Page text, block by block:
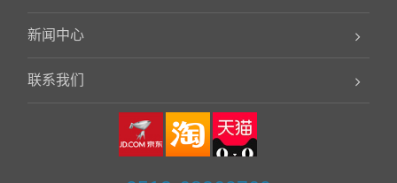
新闻中心
联系我们